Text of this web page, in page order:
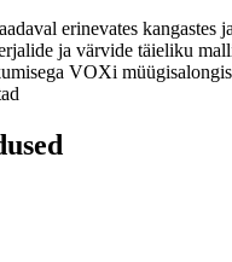
erinevates kangastes
ja värvide täieliku
VOXi